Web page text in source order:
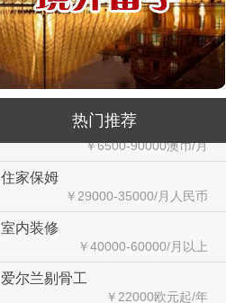
热门推荐
餐饮类（留学签证）
￥25000-30000/月人民币
种植类（留学签证）
￥25000-30000/月人民币
澳大利亚-汽修厂
￥6500-90000澳币/月
住家保姆
室内装修
爱尔兰剔骨工